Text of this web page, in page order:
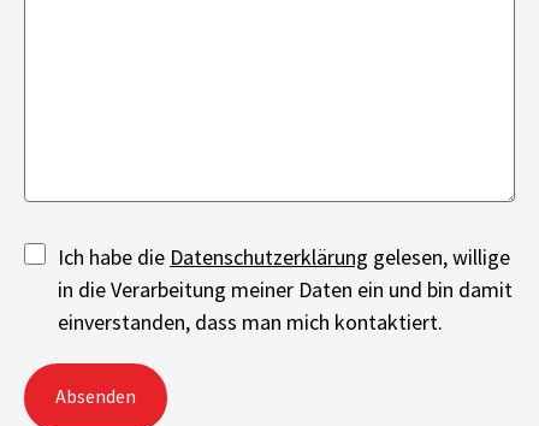
Ich habe die Datenschutzerklärung gelesen, willige
in die Verarbeitung meiner Daten ein und bin damit
einverstanden, dass man mich kontaktiert.
Absenden